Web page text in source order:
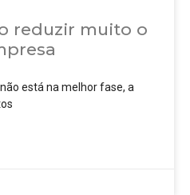
reduzir muito o
está na melhor fase, a